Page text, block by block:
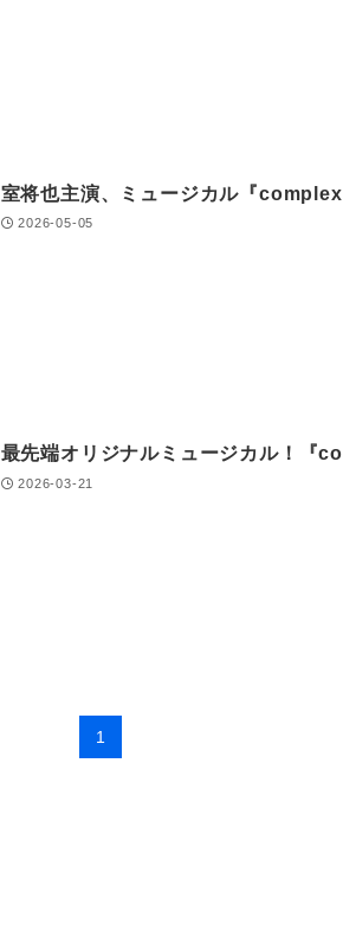
室将也主演、ミュージカル『complex
2026-05-05
最先端オリジナルミュージカル！『
2026-03-21
1